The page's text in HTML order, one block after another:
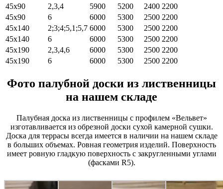
45х90
2,3,4 5900 5200 2400 2200
45х90
6 6000 5300 2500 2200
45х140
2;3;4;5,1;5,7 6000 5300 2500 2200
45х140
6 6000 5300 2500 2200
45х190
2,3,4,6 6000 5300 2500 2200
45х190
6 6000 5300 2500 2200
Фото палубной доски из лиственницы
на нашем складе
Палубная доска из лиственницы с профилем «Вельвет»
изготавливается из обрезной доски сухой камерной сушки.
Доска для террасы всегда имеется в наличии на нашем складе
в больших объемах. Ровная геометрия изделий. Поверхность
имеет ровную гладкую поверхность с закругленными углами
(фасками R5).